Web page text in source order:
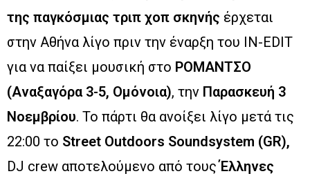
της παγκόσµιας τριπ χοπ σκηνής έρχεται
στην Αθήνα λίγο πριν την έναρξη του IN-EDIT
για να παίξει μουσική στο ΡΟΜΑΝΤΣΟ
(Αναξαγόρα 3-5, Ομόνοια), την Παρασκευή 3
Νοεμβρίου. Το πάρτι θα ανοίξει λίγο μετά τις
22:00 το Street Outdoors Soundsystem (GR),
DJ crew αποτελούμενο από τουςΈλληνες